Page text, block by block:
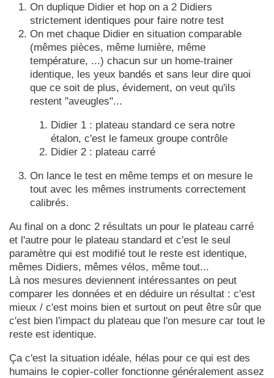
On duplique Didier et hop on a 2 Didiers
strictement identiques pour faire notre test
On met chaque Didier en situation comparable
(mêmes pièces, même lumière, même
température, ...) chacun sur un home-trainer
identique, les yeux bandés et sans leur dire quoi
que ce soit de plus, évidement, on veut qu'ils
restent "aveugles"...
Didier 1 : plateau standard ce sera notre
étalon, c'est le fameux groupe contrôle
Didier 2 : plateau carré
On lance le test en même temps et on mesure le
tout avec les mêmes instruments correctement
calibrés.
Au final on a donc 2 résultats un pour le plateau carré
et l'autre pour le plateau standard et c'est le seul
paramètre qui est modifié tout le reste est identique,
mêmes Didiers, mêmes vélos, même tout...
Là nos mesures deviennent intéressantes on peut
comparer les données et en déduire un résultat : c'est
mieux / c'est moins bien et surtout on peut être sûr que
c'est bien l'impact du plateau que l'on mesure car tout le
reste est identique.
Ça c'est la situation idéale, hélas pour ce qui est des
humains le copier-coller fonctionne généralement assez